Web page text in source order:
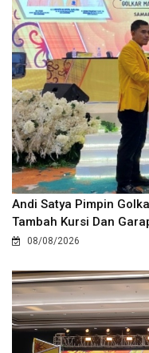
Andi Satya Pimpin
Tambah Kursi Dan
08/08/2026